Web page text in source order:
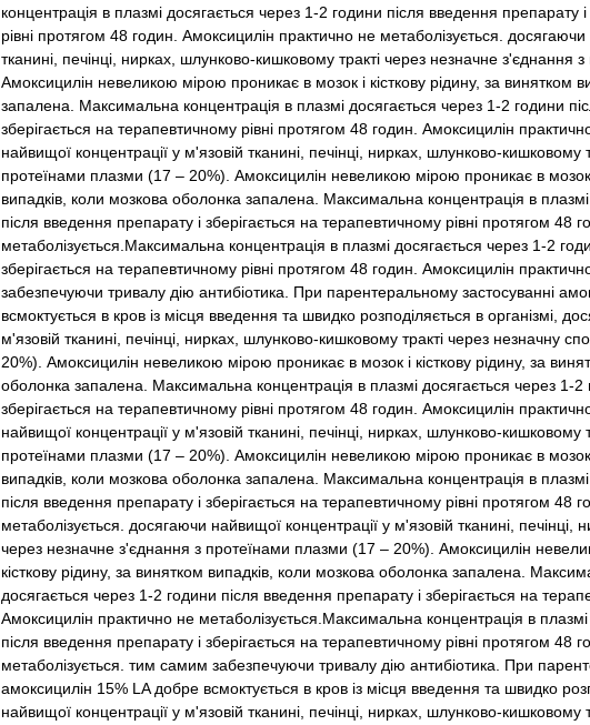
концентрація в плазмі досягається через 1-2 години після введення препарату
рівні протягом 48 годин. Амоксицилін практично не метаболізується.
тканині, печінці, нирках, шлунково-кишковому тракті через незначне
Амоксицилін невеликою мірою проникає в мозок і кісткову рідину, за винятком
запалена. Максимальна концентрація в плазмі досягається через 1-2 години
зберігається на терапевтичному рівні протягом 48 годин. Амоксицилін
найвищої концентрації у м'язовій тканині, печінці, нирках, шлунково-кишковому
протеїнами плазми (17 – 20%). Амоксицилін невеликою мірою проникає в мозок
випадків, коли мозкова оболонка запалена. Максимальна концентрація в
після введення препарату і зберігається на терапевтичному рівні протягом 48
метаболізується.Максимальна концентрація в плазмі досягається через 1-2
зберігається на терапевтичному рівні протягом 48 годин. Амоксицилін
забезпечуючи тривалу дію антибіотика. При парентеральному застосуванні
всмоктується в кров із місця введення та швидко розподіляється в організмі,
м'язовій тканині, печінці, нирках, шлунково-кишковому тракті через незначну
20%). Амоксицилін невеликою мірою проникає в мозок і кісткову рідину, за
оболонка запалена. Максимальна концентрація в плазмі досягається через 1-2
зберігається на терапевтичному рівні протягом 48 годин. Амоксицилін
найвищої концентрації у м'язовій тканині, печінці, нирках, шлунково-кишковому
протеїнами плазми (17 – 20%). Амоксицилін невеликою мірою проникає в мозок
випадків, коли мозкова оболонка запалена. Максимальна концентрація в
після введення препарату і зберігається на терапевтичному рівні протягом 48
метаболізується. досягаючи найвищої концентрації у м'язовій тканині, печінці,
через незначне з'єднання з протеїнами плазми (17 – 20%). Амоксицилін
кісткову рідину, за винятком випадків, коли мозкова оболонка запалена.
досягається через 1-2 години після введення препарату і зберігається на
Амоксицилін практично не метаболізується.Максимальна концентрація в
після введення препарату і зберігається на терапевтичному рівні протягом 48
метаболізується. тим самим забезпечуючи тривалу дію антибіотика. При
амоксицилін 15% LA добре всмоктується в кров із місця введення та швидко
найвищої концентрації у м'язовій тканині, печінці, нирках, шлунково-кишковому